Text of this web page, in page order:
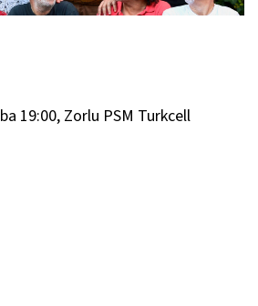
19:00, Zorlu PSM Turkcell